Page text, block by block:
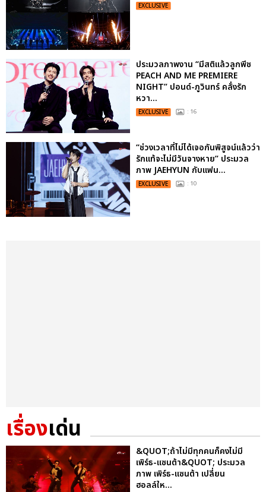
EXCLUSIVE
ประมวลภาพงาน “มีสติแล้วลูกพีช
PEACH AND ME PREMIERE
NIGHT” ปอนด์-ภูวินทร์ คลั่งรัก
หวา...
EXCLUSIVE : 16
“ช่วงเวลาที่ไม่ได้เจอกันพิสูจน์แล้วว่า
รักแท้จะไม่มีวันจางหาย” ประมวล
ภาพ JAEHYUN กับแฟน...
EXCLUSIVE : 10
เรื่องเด่น
&QUOT;ถ้าไม่มีทุกคนก็คงไม่มี
เพิร์ธ-แซนต้า&QUOT; ประมวล
ภาพ เพิร์ธ-แซนต้า เปลี่ยน
ฮอลล์ให...